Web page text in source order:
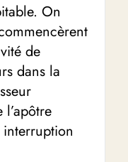
On
de
dans la